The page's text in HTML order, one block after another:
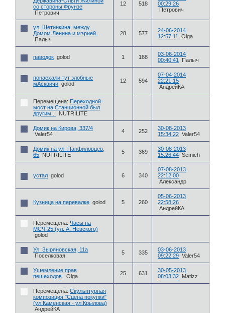
со стороны Фрунзе
Петрович
12 518
00:29:26
Петрович
ул. Щетинкина, между
Домом Ленина и мэрией.
Палыч
28 577
24-06-2014
12:57:11
Olga
паводок golod 1 168
03-06-2014
00:40:41
Палыч
понаехали тут злобные
мАсквичи golod 12 594
07-04-2014
22:21:15
АндрейКА
Перемещена: Переходной
мост на Станционной был
другим...
NUTRILITE
Домик на Кирова, 337/4
Valer54
4 252
30-08-2013
15:34:22 Valer54
Домик на ул. Панфиловцев,
65 NUTRILITE 5 369
30-08-2013
15:26:44 Semich
устал golod 6 340
07-08-2013
22:12:00
Александр
Кузница на перевалке golod 5 260
05-06-2013
22:58:26
АндрейКА
Перемещена: Часы на
МСЧ-25 (ул. А. Невского)
golod
Ул. Зыряновская, 11а
Поселковая
5 335
03-06-2013
09:22:29 Valer54
Ущемление прав
пешеходов.
Olga 25 631
30-05-2013
08:03:32 Matizz
Перемещена: Скульптурная
композиция "Сцена покупки"
(ул.Каменская - ул.Крылова)
АндрейКА